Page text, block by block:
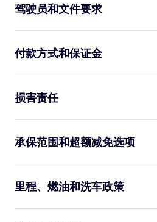
驾驶员和文件要求
付款方式和保证金
损害责任
承保范围和超额减免选项
里程、燃油和洗车政策